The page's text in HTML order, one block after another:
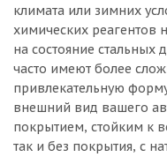
климата или зимних
химических реагентов
на состояние стальных
часто имеют более
привлекательную
внешний вид вашего
покрытием, стойким к
так и без покрытия, с